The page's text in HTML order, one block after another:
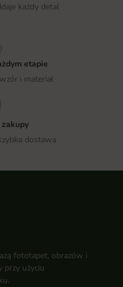
każdy detal
etapie
i materiał
dostawa
fototapet, obrazów i
przy użyciu